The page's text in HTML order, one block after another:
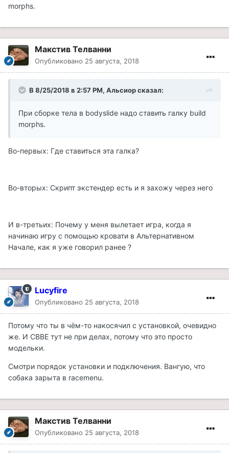
morphs.
Макстив Телванни
Опубликовано 25 августа, 2018
В 8/25/2018 в 2:57 PM, Альсиор сказал:
При сборке тела в bodyslide надо ставить галку build
morphs.
Во-первых: Где ставиться эта галка?
Во-вторых: Скрипт экстендер есть и я захожу через него
И в-третьих: Почему у меня вылетает игра, когда я
начинаю игру с помощью кровати в Альтернативном
Начале, как я уже говорил ранее ?
Lucyfire
Опубликовано 25 августа, 2018
Потому что ты в чём-то накосячил с установкой, очевидно
же. И CBBE тут не при делах, потому что это просто
модельки.
Смотри порядок установки и подключения. Вангую, что
собака зарыта в racemenu.
Макстив Телванни
Опубликовано 25 августа, 2018